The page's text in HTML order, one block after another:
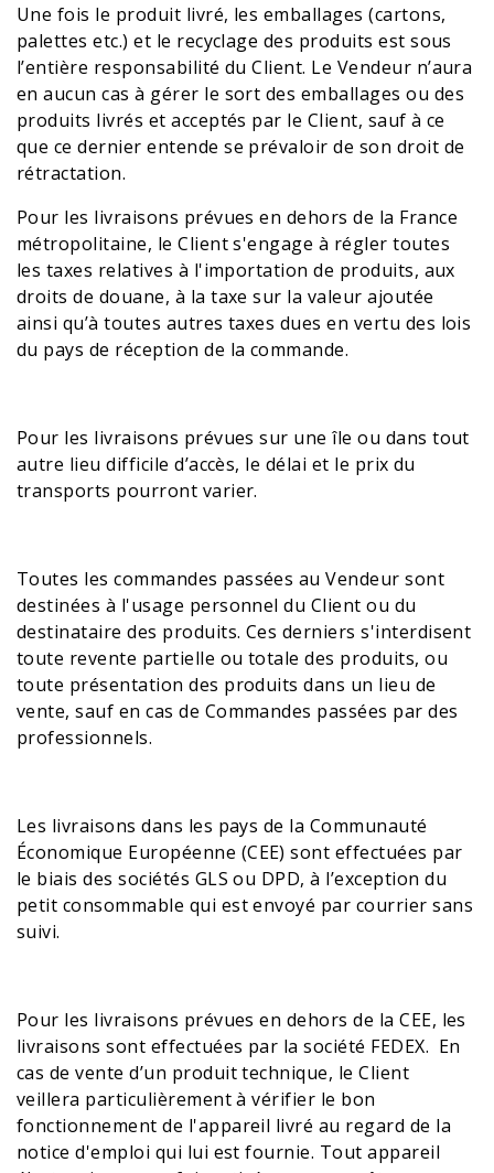
Une fois le produit livré, les emballages (cartons,
palettes etc.) et le recyclage des produits est sous
l’entière responsabilité du Client. Le Vendeur n’aura
en aucun cas à gérer le sort des emballages ou des
produits livrés et acceptés par le Client, sauf à ce
que ce dernier entende se prévaloir de son droit de
rétractation.
Pour les livraisons prévues en dehors de la France
métropolitaine, le Client s'engage à régler toutes
les taxes relatives à l'importation de produits, aux
droits de douane, à la taxe sur la valeur ajoutée
ainsi qu’à toutes autres taxes dues en vertu des lois
du pays de réception de la commande.
Pour les livraisons prévues sur une île ou dans tout
autre lieu difficile d’accès, le délai et le prix du
transports pourront varier.
Toutes les commandes passées au Vendeur sont
destinées à l'usage personnel du Client ou du
destinataire des produits. Ces derniers s'interdisent
toute revente partielle ou totale des produits, ou
toute présentation des produits dans un lieu de
vente, sauf en cas de Commandes passées par des
professionnels.
Les livraisons dans les pays de la Communauté
Économique Européenne (CEE) sont effectuées par
le biais des sociétés GLS ou DPD, à l’exception du
petit consommable qui est envoyé par courrier sans
suivi.
Pour les livraisons prévues en dehors de la CEE, les
livraisons sont effectuées par la société FEDEX. En
cas de vente d’un produit technique, le Client
veillera particulièrement à vérifier le bon
fonctionnement de l'appareil livré au regard de la
notice d'emploi qui lui est fournie. Tout appareil